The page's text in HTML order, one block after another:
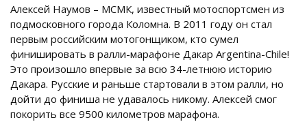
Алексей Наумов – МСМК, известный мотоспортсмен из
подмосковного города Коломна. В 2011 году он стал
первым российским мотогонщиком, кто сумел
финишировать в ралли-марафоне Дакар Argentina-Chile!
Это произошло впервые за всю 34-летнюю историю
Дакара. Русские и раньше стартовали в этом ралли, но
дойти до финиша не удавалось никому. Алексей смог
покорить все 9500 километров марафона.